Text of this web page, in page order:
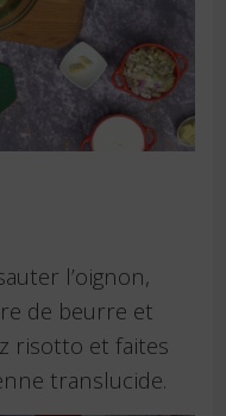
l’oignon,
de beurre et
risotto et faites
translucide.